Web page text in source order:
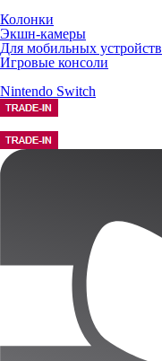
Колонки
Экшн-камеры
Для мобильных устройств
Игровые консоли
Nintendo Switch